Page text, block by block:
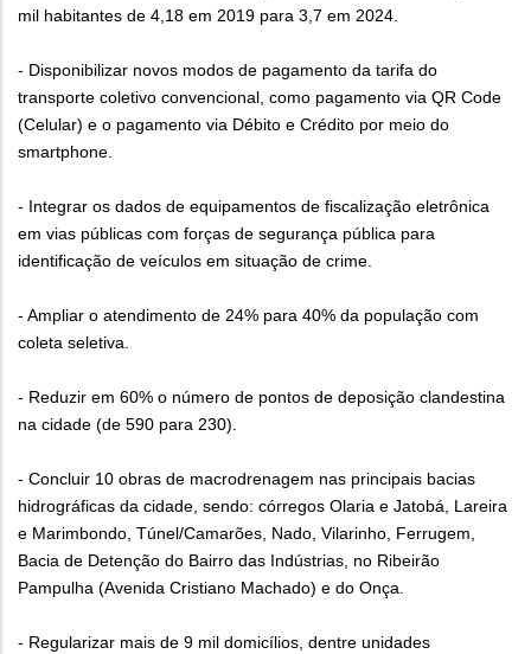
mil habitantes de 4,18 em 2019 para 3,7 em 2024.
- Disponibilizar novos modos de pagamento da tarifa do
transporte coletivo convencional, como pagamento via QR Code
(Celular) e o pagamento via Débito e Crédito por meio do
smartphone.
- Integrar os dados de equipamentos de fiscalização eletrônica
em vias públicas com forças de segurança pública para
identificação de veículos em situação de crime.
- Ampliar o atendimento de 24% para 40% da população com
coleta seletiva.
- Reduzir em 60% o número de pontos de deposição clandestina
na cidade (de 590 para 230).
- Concluir 10 obras de macrodrenagem nas principais bacias
hidrográficas da cidade, sendo: córregos Olaria e Jatobá, Lareira
e Marimbondo, Túnel/Camarões, Nado, Vilarinho, Ferrugem,
Bacia de Detenção do Bairro das Indústrias, no Ribeirão
Pampulha (Avenida Cristiano Machado) e do Onça.
- Regularizar mais de 9 mil domicílios, dentre unidades